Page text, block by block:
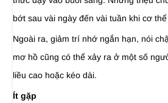
bớt sau vài ngày đến vài tuần khi cơ
Ngoài ra, giảm trí nhớ ngắn hạn, nói
mơ hồ cũng có thể xảy ra ở một số
liều cao hoặc kéo dài.
Ít gặp